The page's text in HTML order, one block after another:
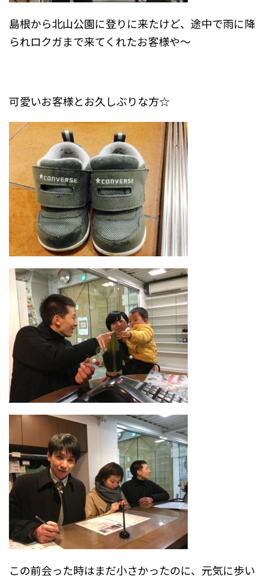
島根から北山公園に登りに来たけど、途中で雨に降
られロクガまで来てくれたお客様や～
可愛いお客様とお久しぶりな方☆
この前会った時はまだ小さかったのに、元気に歩い